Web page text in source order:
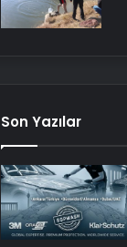
Son Yazılar